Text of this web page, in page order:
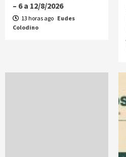
– 6 a 12/8/2026
13 horas ago Eudes
Colodino